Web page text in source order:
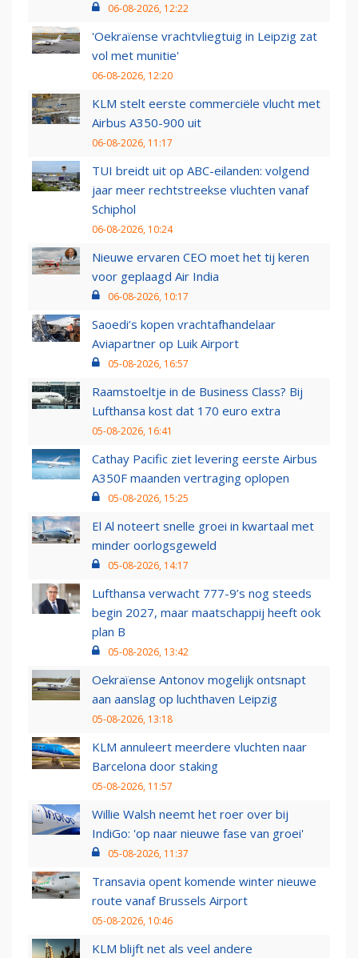
06-08-2026, 12:22
'Oekraïense vrachtvliegtuig in Leipzig zat
vol met munitie'
06-08-2026, 12:20
KLM stelt eerste commerciële vlucht met
Airbus A350-900 uit
06-08-2026, 11:17
TUI breidt uit op ABC-eilanden: volgend
jaar meer rechtstreekse vluchten vanaf
Schiphol
06-08-2026, 10:24
Nieuwe ervaren CEO moet het tij keren
voor geplaagd Air India
06-08-2026, 10:17
Saoedi’s kopen vrachtafhandelaar
Aviapartner op Luik Airport
05-08-2026, 16:57
Raamstoeltje in de Business Class? Bij
Lufthansa kost dat 170 euro extra
05-08-2026, 16:41
Cathay Pacific ziet levering eerste Airbus
A350F maanden vertraging oplopen
05-08-2026, 15:25
El Al noteert snelle groei in kwartaal met
minder oorlogsgeweld
05-08-2026, 14:17
Lufthansa verwacht 777-9’s nog steeds
begin 2027, maar maatschappij heeft ook
plan B
05-08-2026, 13:42
Oekraïense Antonov mogelijk ontsnapt
aan aanslag op luchthaven Leipzig
05-08-2026, 13:18
KLM annuleert meerdere vluchten naar
Barcelona door staking
05-08-2026, 11:57
Willie Walsh neemt het roer over bij
IndiGo: 'op naar nieuwe fase van groei'
05-08-2026, 11:37
Transavia opent komende winter nieuwe
route vanaf Brussels Airport
05-08-2026, 10:46
KLM blijft net als veel andere